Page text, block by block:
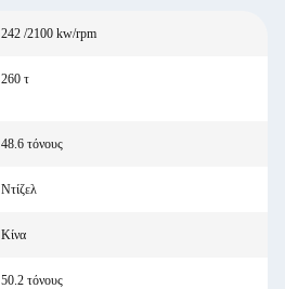
242 /2100 kw/rpm
260 τ
48.6 τόνους
Ντίζελ
Κίνα
50.2 τόνους